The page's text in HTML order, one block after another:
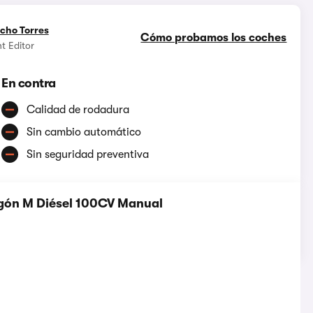
Cómo probamos los coches
Torres
Editor
En contra
Calidad de rodadura
Sin cambio automático
Sin seguridad preventiva
M Diésel 100CV Manual